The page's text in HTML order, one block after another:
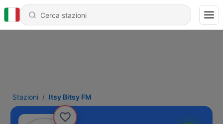
Stazioni Itsy Bitsy FM